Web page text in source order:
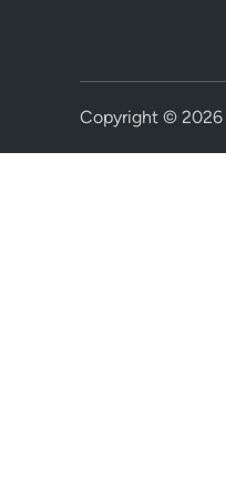
Copyright © 2026